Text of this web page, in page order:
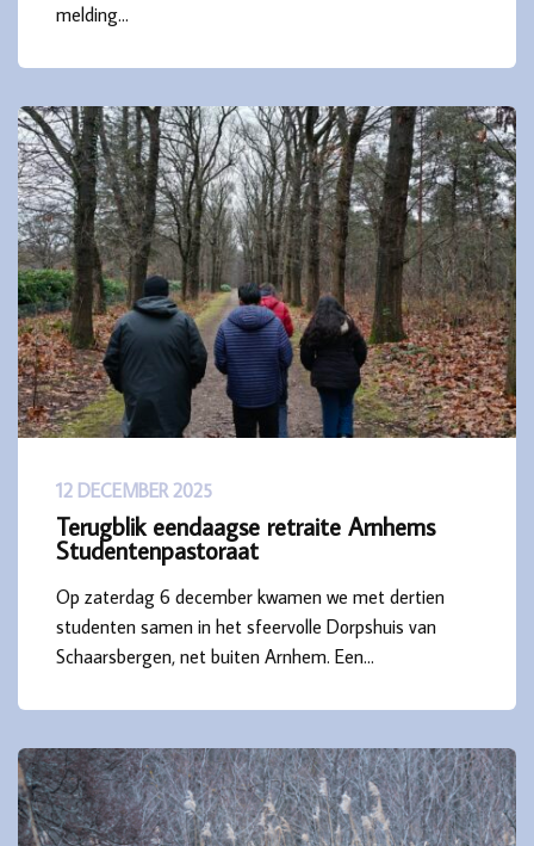
melding…
12 DECEMBER 2025
Terugblik eendaagse retraite Arnhems
Studentenpastoraat
Op zaterdag 6 december kwamen we met dertien
studenten samen in het sfeervolle Dorpshuis van
Schaarsbergen, net buiten Arnhem. Een…